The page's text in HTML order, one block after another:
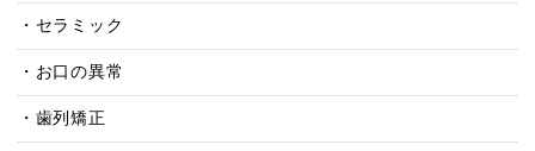
セラミック
お口の異常
歯列矯正